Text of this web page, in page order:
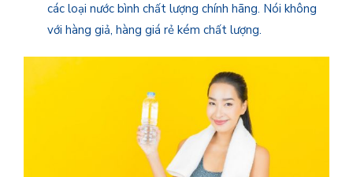
các loại nước bình chất lượng chính hãng. Nói không
với hàng giả, hàng giá rẻ kém chất lượng.